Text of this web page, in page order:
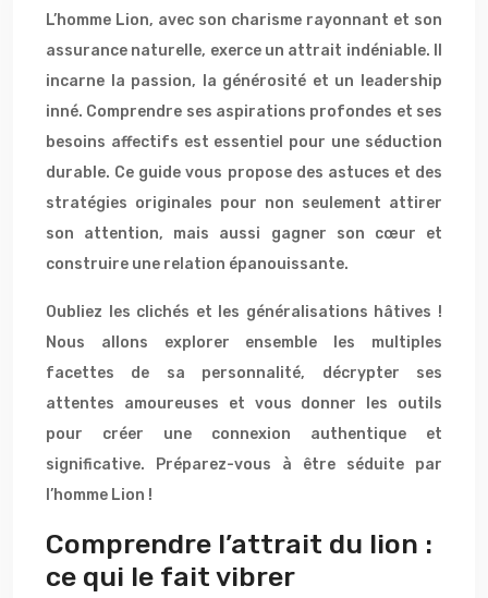
L’homme Lion, avec son charisme rayonnant et son
assurance naturelle, exerce un attrait indéniable. Il
incarne la passion, la générosité et un leadership
inné. Comprendre ses aspirations profondes et ses
besoins affectifs est essentiel pour une séduction
durable. Ce guide vous propose des astuces et des
stratégies originales pour non seulement attirer
son attention, mais aussi gagner son cœur et
construire une relation épanouissante.
Oubliez les clichés et les généralisations hâtives !
Nous allons explorer ensemble les multiples
facettes de sa personnalité, décrypter ses
attentes amoureuses et vous donner les outils
pour créer une connexion authentique et
significative. Préparez-vous à être séduite par
l’homme Lion !
Comprendre l’attrait du lion :
ce qui le fait vibrer